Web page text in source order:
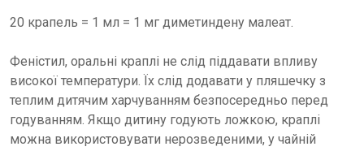
20 крапель = 1 мл = 1 мг диметиндену малеат.
Феністил, оральні краплі не слід піддавати впливу
високої температури. Їх слід додавати у пляшечку з
теплим дитячим харчуванням безпосередньо перед
годуванням. Якщо дитину годують ложкою, краплі
можна використовувати нерозведеними, у чайній